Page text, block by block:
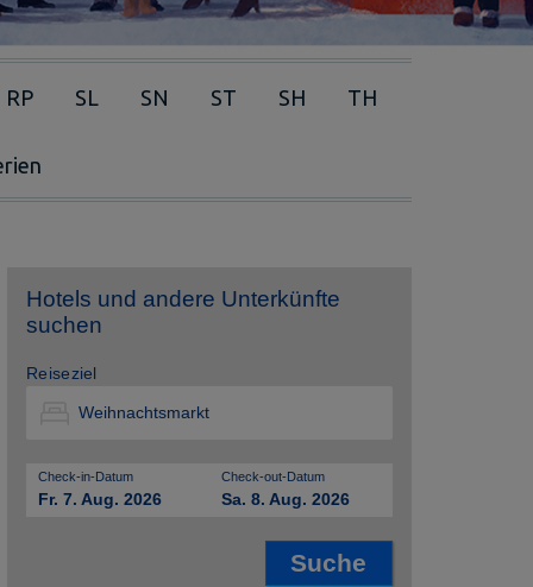
RP SL SN ST SH TH
Hotels und andere Unterkünfte
suchen
Reiseziel
Check-in-Datum
Fr. 7. Aug. 2026
Check-out-Datum
Sa. 8. Aug. 2026